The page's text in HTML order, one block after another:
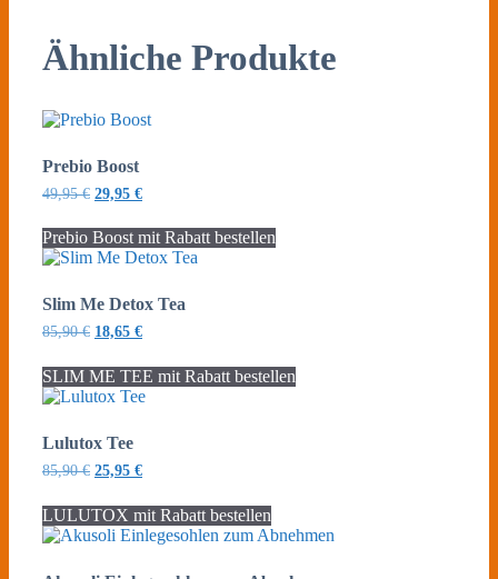
Ähnliche Produkte
Prebio Boost
49,95€ Ursprünglicher
war:
49,95 €
29,95 €Aktueller
ist:
29,95 €.
Prebio Boost mit Rabatt bestellen
Slim Me Detox Tea
85,90€ Ursprünglicher
war:
85,90 €
18,65 €Aktueller
ist:
18,65 €.
SLIM ME TEE mit Rabatt bestellen
Lulutox Tee
85,90€ Ursprünglicher
war:
85,90 €
25,95 €Aktueller
ist:
25,95 €.
LULUTOX mit Rabatt bestellen